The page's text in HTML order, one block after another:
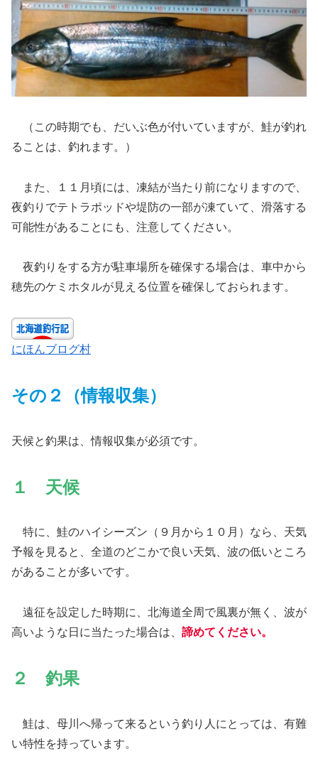
（この時期でも、だいぶ色が付いていますが、鮭が釣れ
ることは、釣れます。）
また、１１月頃には、凍結が当たり前になりますので、
夜釣りでテトラポッドや堤防の一部が凍ていて、滑落する
可能性があることにも、注意してください。
夜釣りをする方が駐車場所を確保する場合は、車中から
穂先のケミホタルが見える位置を確保しておられます。
にほんブログ村
その２（情報収集）
天候と釣果は、情報収集が必須です。
１ 天候
特に、鮭のハイシーズン（９月から１０月）なら、天気
予報を見ると、全道のどこかで良い天気、波の低いところ
があることが多いです。
遠征を設定した時期に、北海道全周で風裏が無く、波が
高いような日に当たった場合は、 諦めてください。
２ 釣果
鮭は、母川へ帰って来るという釣り人にとっては、有難
い特性を持っています。